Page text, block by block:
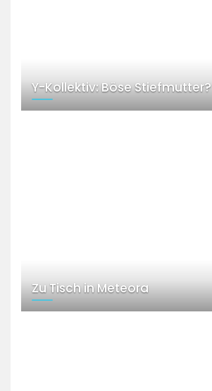
Y-Kollektiv: Böse Stiefmutter?
Zu Tisch in Meteora